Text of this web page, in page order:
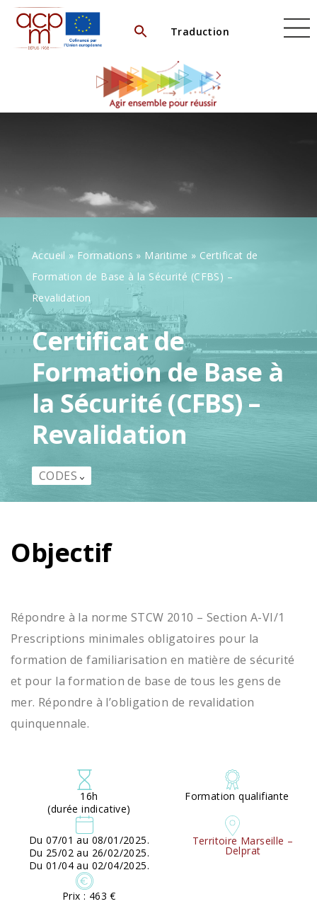
Skip
content
Traduction
Accueil » Formations » Maritime » Certificat de
Formation de Base à la Sécurité (CFBS) –
Revalidation
Certificat de
Formation de Base à
la Sécurité (CFBS) –
Revalidation
CODES
Objectif
Répondre à la norme STCW 2010 – Section A-VI/1
Prescriptions minimales obligatoires pour la
formation de familiarisation en matière de sécurité
et pour la formation de base de tous les gens de
mer. Répondre à l’obligation de revalidation
quinquennale.
16h
(durée indicative)
Formation qualifiante
Du 07/01 au 08/01/2025.
Du 25/02 au 26/02/2025.
Du 01/04 au 02/04/2025.
Territoire Marseille –
Delprat
Prix : 463 €